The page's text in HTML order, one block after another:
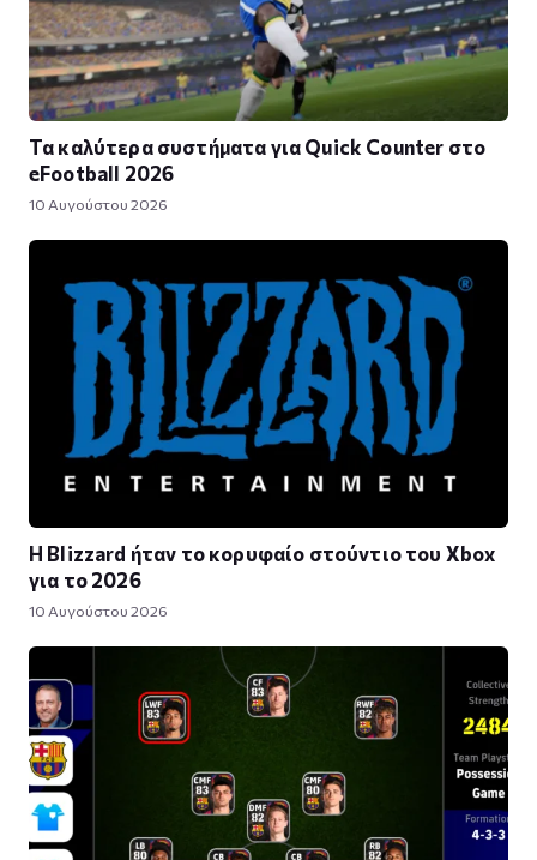
Τα καλύτερα συστήματα για Quick Counter στο
eFootball 2026
10 Αυγούστου 2026
Η Blizzard ήταν το κορυφαίο στούντιο του Xbox
για το 2026
10 Αυγούστου 2026